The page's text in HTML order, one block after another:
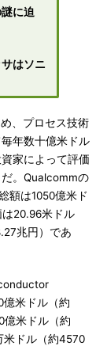
に迫
はソニ
、プロセス技術
年数十億米ドル
家によって評価
。Qualcommの
額は1050億米ド
20.96米ドル
兆円）であ
米ドル（約
米ドル（約
米ドル（約4570